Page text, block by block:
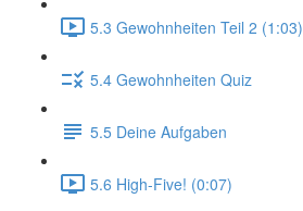
5.3 Gewohnheiten Teil 2 (1:03)
5.4 Gewohnheiten Quiz
5.5 Deine Aufgaben
5.6 High-Five! (0:07)